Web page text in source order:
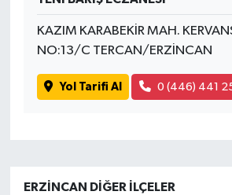
KAZIM KARABEKİR MAH.
NO:13/C TERCAN/ERZİNCAN
Yol Tarifi Al 0 (446) 441
ERZINCAN DIĞER İLÇELER